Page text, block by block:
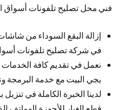
فني محل تصليح تلفونات أسواق
إزالة البقع السوداء من
في شركة تصليح تلفونات
نعمل في تقديم كافة
يجي البيت مع خدمة
لدينا الخبرة الكاملة في
قطع الغيار للأجهزة الهواتف